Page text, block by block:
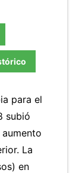
para el
subió
La
en